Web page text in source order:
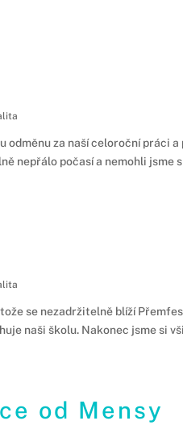
odměnu za naší celoroční
nepřálo počasí a nemohli
se nezadržitelně blíží
naši školu. Nakonec jsme si
od Mensy